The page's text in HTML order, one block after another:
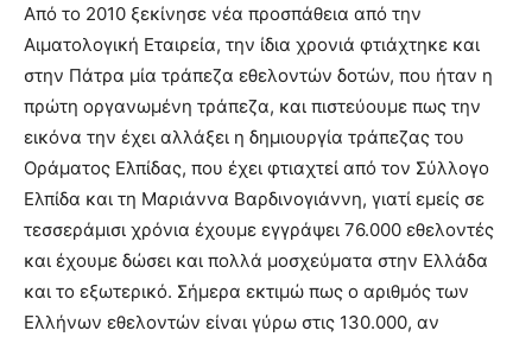
Από το 2010 ξεκίνησε νέα προσπάθεια από την
Αιματολογική Εταιρεία, την ίδια χρονιά φτιάχτηκε και
στην Πάτρα μία τράπεζα εθελοντών δοτών, που ήταν η
πρώτη οργανωμένη τράπεζα, και πιστεύουμε πως την
εικόνα την έχει αλλάξει η δημιουργία τράπεζας του
Οράματος Ελπίδας, που έχει φτιαχτεί από τον Σύλλογο
Ελπίδα και τη Μαριάννα Βαρδινογιάννη, γιατί εμείς σε
τεσσεράμισι χρόνια έχουμε εγγράψει 76.000 εθελοντές
και έχουμε δώσει και πολλά μοσχεύματα στην Ελλάδα
και το εξωτερικό. Σήμερα εκτιμώ πως ο αριθμός των
Ελλήνων εθελοντών είναι γύρω στις 130.000, αν